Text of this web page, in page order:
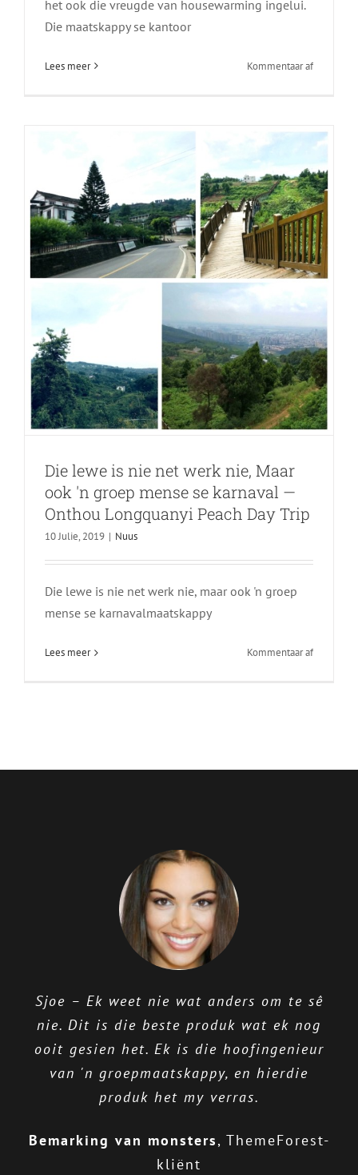
het ook die vreugde van housewarming ingelui.
Die maatskappy se kantoor
Lees meer Kommentaar afaan
Chengdu
Co.,
LTD.
verhuis
na
Liando
U
Longquanyi Peach Day Trip
Nuus
Die lewe is nie net werk nie, Maar
ook 'n groep mense se karnaval —
Onthou Longquanyi Peach Day Trip
10 Julie, 2019 | Nuus
Die lewe is nie net werk nie, maar ook 'n groep
mense se karnavalmaatskappy
Lees meer Kommentaar afaan
nie,
Sjoe – Ek weet nie wat anders om te sê
nie. Dit is die beste produk wat ek nog
ooit gesien het. Ek is die hoofingenieur
van 'n groepmaatskappy, en hierdie
produk het my verras.
Bemarking van monsters, ThemeForest-
kliënt
Die Wixhc-span bied uitstekende
ondersteuning, luister na hul gebruikers
& werk voortdurend om hul produk te
verbeter.
bekende CNC Company